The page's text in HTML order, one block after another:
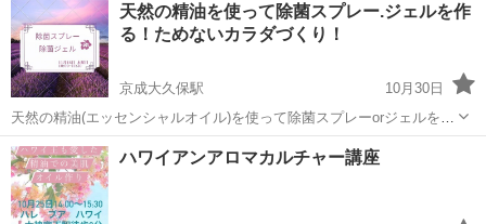
天然の精油を使って除菌スプレー.ジェルを作
る！ためないカラダづくり！
京成大久保駅
10月30日
天然の精油(エッセンシャルオイル)を使って除菌スプレーorジェルを作
ってみませんか♪*ﾟ エッセンシャルオイルは、 香りだけでなく優れた
パワーもあります 香りで癒させれながら一緒に楽しみましょう‎ܾ ܾ 𖥧𓇣𖦥𖥧𖥣
日時:...
千葉 習志野市 京成大久保駅 香り
ハワイアンアロマカルチャー講座